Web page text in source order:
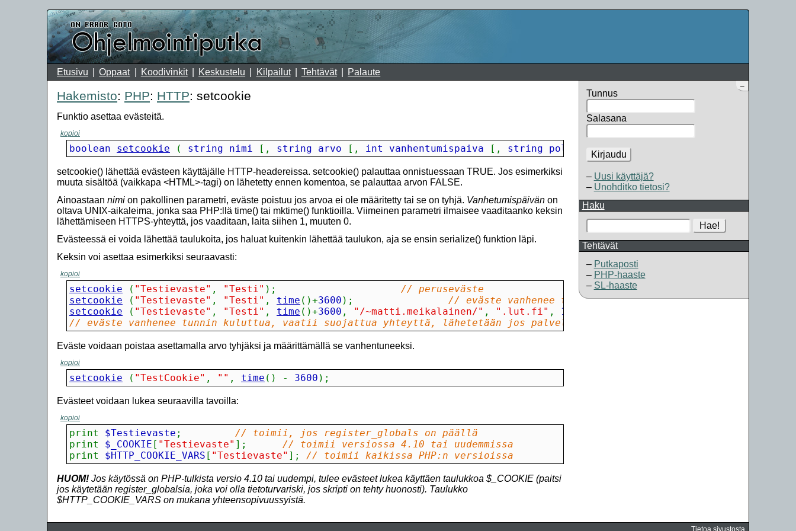
Etusivu Oppaat Koodivinkit Keskustelu Kilpailut Tehtävät Palaute
–
Tunnus
Salasana
Kirjaudu
Uusi käyttäjä?
Unohditko tietosi?
Haku
Hae!
Tehtävät
Putkaposti
PHP-haaste
SL-haaste
Hakemisto: PHP: HTTP: setcookie
Funktio asettaa evästeitä.
kopioi
boolean setcookie ( string nimi [ , string arvo [ , int vanhentumispaiva [ , string polku , string domain
setcookie() lähettää evästeen käyttäjälle HTTP-headereissa. setcookie() palauttaa onnistuessaan TRUE. Jos esimerkiksi
muuta sisältöä (vaikkapa <HTML>-tagi) on lähetetty ennen komentoa, se palauttaa arvon FALSE.
Ainoastaan nimi on pakollinen parametri, eväste poistuu jos arvoa ei ole määritetty tai se on tyhjä. Vanhetumispäivän on
oltava UNIX-aikaleima, jonka saa PHP:llä time() tai mktime() funktioilla. Viimeinen parametri ilmaisee vaaditaanko keksin
lähettämiseen HTTPS-yhteyttä, jos vaaditaan, laita siihen 1, muuten 0.
Evästeessä ei voida lähettää taulukoita, jos haluat kuitenkin lähettää taulukon, aja se ensin serialize() funktion läpi.
Keksin voi asettaa esimerkiksi seuraavasti:
kopioi
setcookie ( "Testievaste" , "Testi" ) ;
// peruseväste
setcookie
( "Testievaste" , "Testi" , time ( )+3600 ) ;
// eväste vanhenee tunnin kuluttua
setcookie
( "Testievaste" , "Testi" , time ( )+3600 , "/~matti.meikalainen/" , ".lut.fi" , 1
// eväste vanhenee tunnin kuluttua, vaatii suojattua yhteyttä, lähetetään jos palvelimen toimialue on lut.fi ja kansio
Eväste voidaan poistaa asettamalla arvo tyhjäksi ja määrittämällä se vanhentuneeksi.
kopioi
setcookie ( "TestCookie" , "" , time ( ) - 3600 ) ;
Evästeet voidaan lukea seuraavilla tavoilla:
kopioi
print $Testievaste ;
// toimii, jos register_globals on päällä
print
$_COOKIE [ "Testievaste" ] ;
// toimii versiossa 4.10 tai uudemmissa
print
$HTTP_COOKIE_VARS [ "Testievaste" ] ; // toimii kaikissa PHP:n versioissa
HUOM! Jos käytössä on PHP-tulkista versio 4.10 tai uudempi, tulee evästeet lukea käyttäen taulukkoa $_COOKIE (paitsi
jos käytetään register_globalsia, joka voi olla tietoturvariski, jos skripti on tehty huonosti). Taulukko
$HTTP_COOKIE_VARS on mukana yhteensopivuussyistä.
Tietoa sivustosta